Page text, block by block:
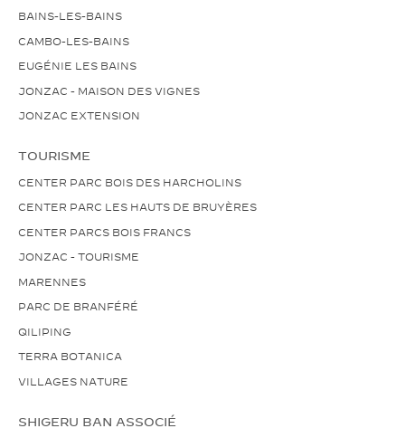
BAINS-LES-BAINS
CAMBO-LES-BAINS
EUGÉNIE LES BAINS
JONZAC - MAISON DES VIGNES
JONZAC EXTENSION
TOURISME
CENTER PARC BOIS DES HARCHOLINS
CENTER PARC LES HAUTS DE BRUYÈRES
CENTER PARCS BOIS FRANCS
JONZAC - TOURISME
MARENNES
PARC DE BRANFÉRÉ
QILIPING
TERRA BOTANICA
VILLAGES NATURE
SHIGERU BAN ASSOCIÉ